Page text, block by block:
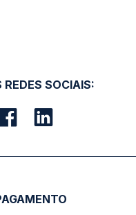
REDES SOCIAIS: